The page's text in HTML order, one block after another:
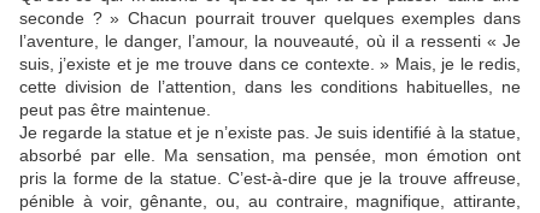
seconde ? » Chacun pourrait trouver quelques exemples dans
l’aventure, le danger, l’amour, la nouveauté, où il a ressenti « Je
suis, j’existe et je me trouve dans ce contexte. » Mais, je le redis,
cette division de l’attention, dans les conditions habituelles, ne
peut pas être maintenue.
Je regarde la statue et je n’existe pas. Je suis identifié à la statue,
absorbé par elle. Ma sensation, ma pensée, mon émotion ont
pris la forme de la statue. C’est-à-dire que je la trouve affreuse,
pénible à voir, gênante, ou, au contraire, magnifique, attirante,